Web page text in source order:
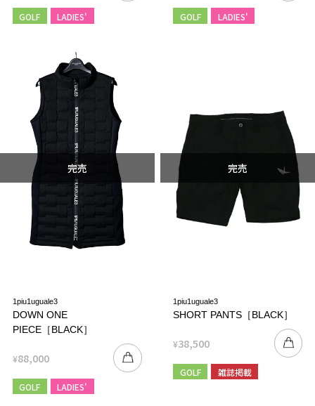
GOLF LADIES' GOLF LADIES'
1piu1uguale3
DOWN ONE
PIECE［BLACK］
¥88,000
GOLF LADIES'
1piu1uguale3
SHORT PANTS［BLACK］
¥38,500
GOLF 雑誌掲載